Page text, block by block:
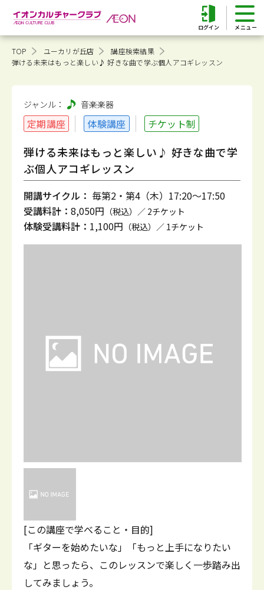
ログイン
TOP ユーカリが丘店
講座検索結果
弾ける未来はもっと楽しい♪ 好きな曲で学ぶ個人アコギレッスン
ジャンル： 音楽楽器
定期講座 体験講座 チケット制
弾ける未来はもっと楽しい♪ 好きな曲で学
ぶ個人アコギレッスン
開講サイクル： 毎第2・第4（木）17:20～17:50
受講料計： 8,050円 （税込）／ 2チケット
体験受講料計： 1,100円 （税込）／ 1チケット
[この講座で学べること・目的]
「ギターを始めたいな」「もっと上手になりたい
な」と思ったら、このレッスンで楽しく一歩踏み出
してみましょう。